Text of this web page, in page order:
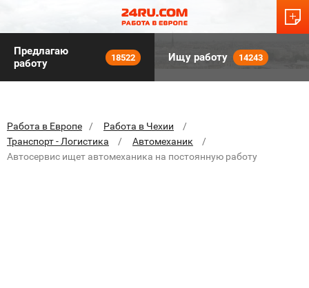
Предлагаю
работу
18522 Ищу работу 14243
Работа в Европе
Работа в Чехии
Транспорт - Логистика
Автомеханик
Автосервис ищет автомеханика на постоянную работу